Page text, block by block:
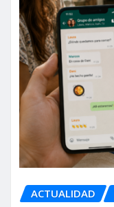
ACTUALIDAD